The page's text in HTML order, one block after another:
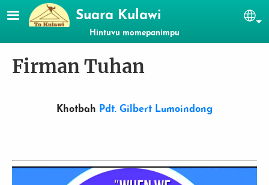
Lompat ke isi utamaSuara Kulawi
Hintuvu momepanimpu
Firman Tuhan
Khotbah Pdt. Gilbert Lumoindong